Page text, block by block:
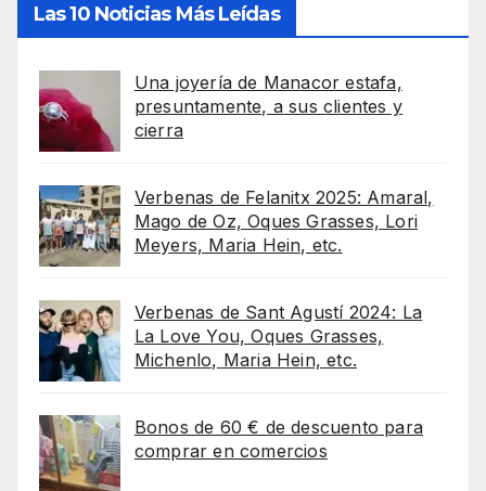
Las 10 Noticias Más Leídas
Una joyería de Manacor estafa,
presuntamente, a sus clientes y
cierra
Verbenas de Felanitx 2025: Amaral,
Mago de Oz, Oques Grasses, Lori
Meyers, Maria Hein, etc.
Verbenas de Sant Agustí 2024: La
La Love You, Oques Grasses,
Michenlo, Maria Hein, etc.
Bonos de 60 € de descuento para
comprar en comercios